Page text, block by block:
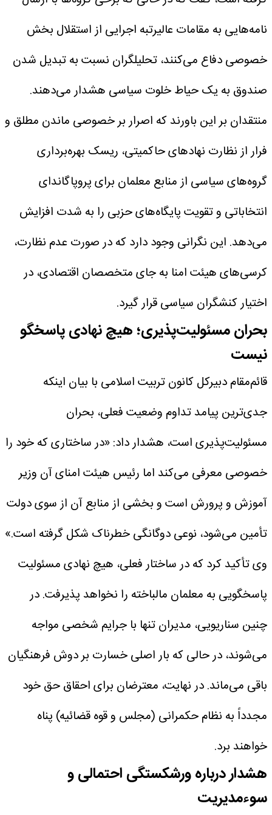
نامه‌هایی به مقامات عالیرتبه اجرایی از استقلال بخش
خصوصی دفاع می‌کنند، تحلیلگران نسبت به تبدیل شدن
صندوق به یک حیاط خلوت سیاسی هشدار می‌دهند.
منتقدان بر این باورند که اصرار بر خصوصی ماندن مطلق و
فرار از نظارت نهادهای حاکمیتی، ریسک بهره‌برداری
گروه‌های سیاسی از منابع معلمان برای پروپاگاندای
انتخاباتی و تقویت پایگاه‌های حزبی را به شدت افزایش
می‌دهد. این نگرانی وجود دارد که در صورت عدم نظارت،
کرسی‌های هیئت امنا به جای متخصصان اقتصادی، در
اختیار کنشگران سیاسی قرار گیرد.
بحران مسئولیت‌پذیری؛ هیچ نهادی پاسخگو
نیست
قائم‌مقام دبیرکل کانون تربیت اسلامی با بیان اینکه
جدی‌ترین پیامد تداوم وضعیت فعلی، بحران
مسئولیت‌پذیری است، هشدار داد: «در ساختاری که خود را
خصوصی معرفی می‌کند اما رئیس هیئت امنای آن وزیر
آموزش و پرورش است و بخشی از منابع آن از سوی دولت
تأمین می‌شود، نوعی دوگانگی خطرناک شکل گرفته است.»
وی تأکید کرد که در ساختار فعلی، هیچ نهادی مسئولیت
پاسخگویی به معلمان مالباخته را نخواهد پذیرفت. در
چنین سناریویی، مدیران تنها با جرایم شخصی مواجه
می‌شوند، در حالی که بار اصلی خسارت بر دوش فرهنگیان
باقی می‌ماند. در نهایت، معترضان برای احقاق حق خود
مجدداً به نظام حکمرانی (مجلس و قوه قضائیه) پناه
خواهند برد.
هشدار درباره ورشکستگی احتمالی و
سوءمدیریت